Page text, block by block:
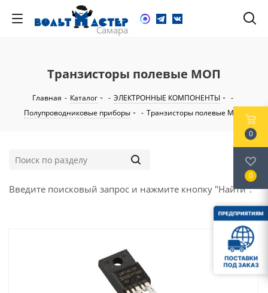
Транзисторы полевые МОП
Главная - Каталог - ЭЛЕКТРОННЫЕ КОМПОНЕНТЫ
-
Полупроводниковые приборы
- Транзисторы полевые МОП
Введите поисковый запрос и нажмите кнопку "Найти".
0
0